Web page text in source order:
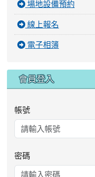
場地設備預約
線上報名
電子相簿
會員登入
帳號
密碼